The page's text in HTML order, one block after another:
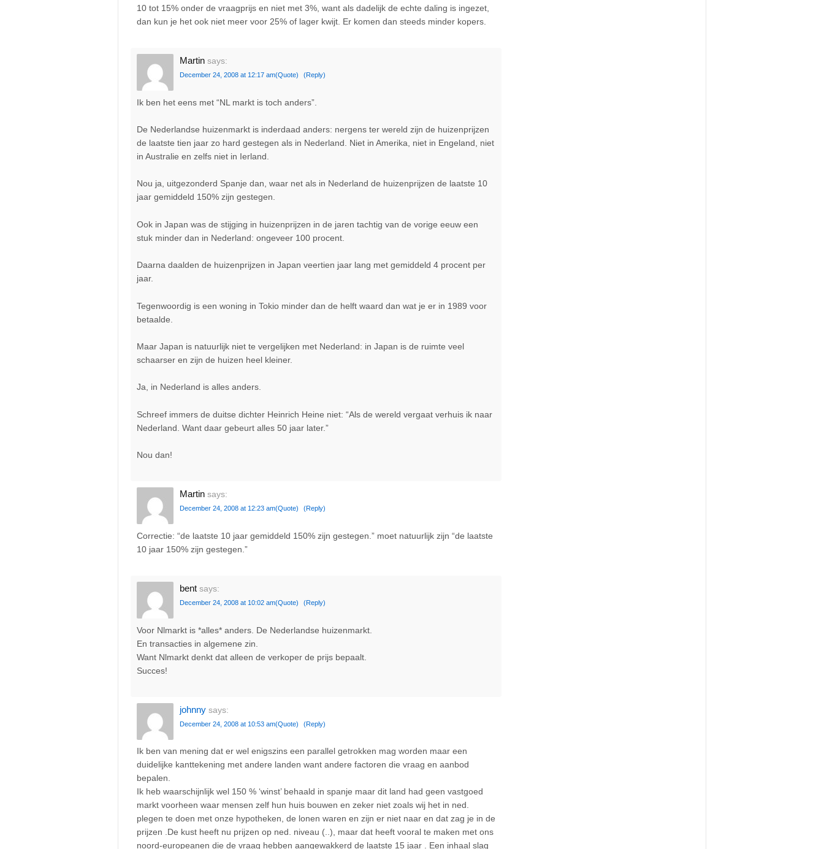
10 tot 15% onder de vraagprijs en niet met 3%, want als dadelijk de echte daling is ingezet,
dan kun je het ook niet meer voor 25% of lager kwijt. Er komen dan steeds minder kopers.
Martin says:
December 24, 2008 at 12:17 am(Quote) (Reply)
Ik ben het eens met “NL markt is toch anders”.
De Nederlandse huizenmarkt is inderdaad anders: nergens ter wereld zijn de huizenprijzen
de laatste tien jaar zo hard gestegen als in Nederland. Niet in Amerika, niet in Engeland, niet
in Australie en zelfs niet in Ierland.
Nou ja, uitgezonderd Spanje dan, waar net als in Nederland de huizenprijzen de laatste 10
jaar gemiddeld 150% zijn gestegen.
Ook in Japan was de stijging in huizenprijzen in de jaren tachtig van de vorige eeuw een
stuk minder dan in Nederland: ongeveer 100 procent.
Daarna daalden de huizenprijzen in Japan veertien jaar lang met gemiddeld 4 procent per
jaar.
Tegenwoordig is een woning in Tokio minder dan de helft waard dan wat je er in 1989 voor
betaalde.
Maar Japan is natuurlijk niet te vergelijken met Nederland: in Japan is de ruimte veel
schaarser en zijn de huizen heel kleiner.
Ja, in Nederland is alles anders.
Schreef immers de duitse dichter Heinrich Heine niet: “Als de wereld vergaat verhuis ik naar
Nederland. Want daar gebeurt alles 50 jaar later.”
Nou dan!
Martin says:
December 24, 2008 at 12:23 am(Quote) (Reply)
Correctie: “de laatste 10 jaar gemiddeld 150% zijn gestegen.” moet natuurlijk zijn “de laatste
10 jaar 150% zijn gestegen.”
bent says:
December 24, 2008 at 10:02 am(Quote) (Reply)
Voor Nlmarkt is *alles* anders. De Nederlandse huizenmarkt.
En transacties in algemene zin.
Want Nlmarkt denkt dat alleen de verkoper de prijs bepaalt.
Succes!
johnny says:
December 24, 2008 at 10:53 am(Quote) (Reply)
Ik ben van mening dat er wel enigszins een parallel getrokken mag worden maar een
duidelijke kanttekening met andere landen want andere factoren die vraag en aanbod
bepalen.
Ik heb waarschijnlijk wel 150 % ‘winst’ behaald in spanje maar dit land had geen vastgoed
markt voorheen waar mensen zelf hun huis bouwen en zeker niet zoals wij het in ned.
plegen te doen met onze hypotheken, de lonen waren en zijn er niet naar en dat zag je in de
prijzen .De kust heeft nu prijzen op ned. niveau (..), maar dat heeft vooral te maken met ons
noord-europeanen die de vraag hebben aangewakkerd de laatste 15 jaar . Een inhaal slag